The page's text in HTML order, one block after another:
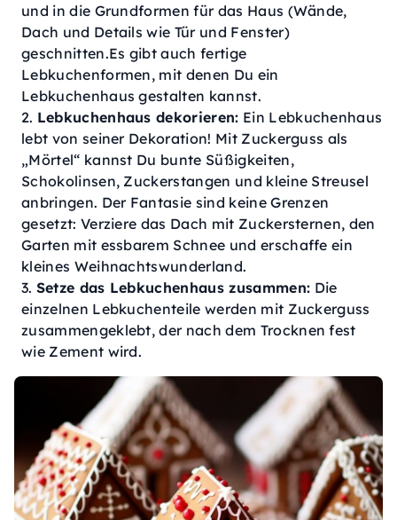
und in die Grundformen für das Haus (Wände,
Dach und Details wie Tür und Fenster)
geschnitten.Es gibt auch fertige
Lebkuchenformen, mit denen Du ein
Lebkuchenhaus gestalten kannst.
Lebkuchenhaus dekorieren: Ein Lebkuchenhaus
lebt von seiner Dekoration! Mit Zuckerguss als
„Mörtel“ kannst Du bunte Süßigkeiten,
Schokolinsen, Zuckerstangen und kleine Streusel
anbringen. Der Fantasie sind keine Grenzen
gesetzt: Verziere das Dach mit Zuckersternen, den
Garten mit essbarem Schnee und erschaffe ein
kleines Weihnachtswunderland.
Setze das Lebkuchenhaus zusammen: Die
einzelnen Lebkuchenteile werden mit Zuckerguss
zusammengeklebt, der nach dem Trocknen fest
wie Zement wird.